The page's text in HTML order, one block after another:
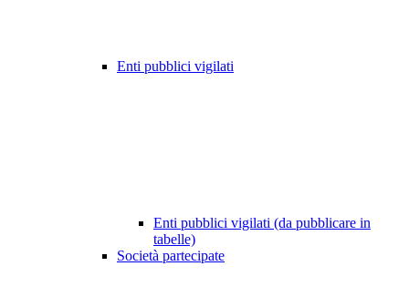
Enti pubblici vigilati
Enti pubblici vigilati (da pubblicare in
tabelle)
Società partecipate